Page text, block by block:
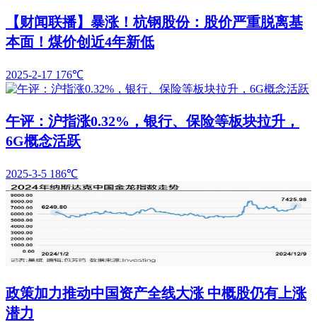
【财闻联播】暴涨！杭钢股份：股价严重脱离基
本面！煤价创近4年新低
2025-2-17 176℃
午评：沪指涨0.32%，银行、保险等板块拉升，
6G概念活跃
2025-3-5 186℃
政策加力推动中国资产全线大涨 中概股仍有上涨
潜力